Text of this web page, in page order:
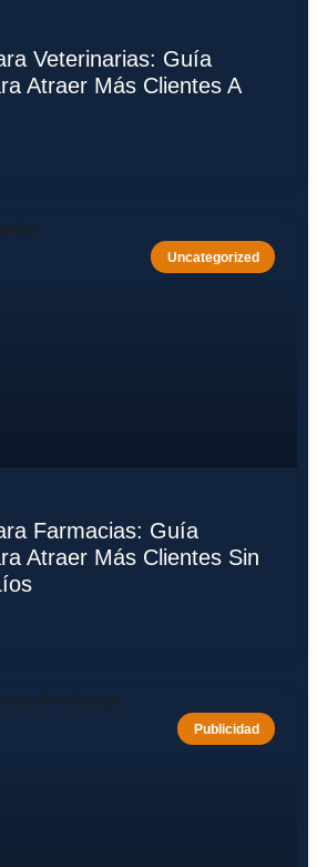
Veterinarias: Guía
Atraer Más Clientes A
Uncategorized
Farmacias: Guía
Atraer Más Clientes Sin
Publicidad